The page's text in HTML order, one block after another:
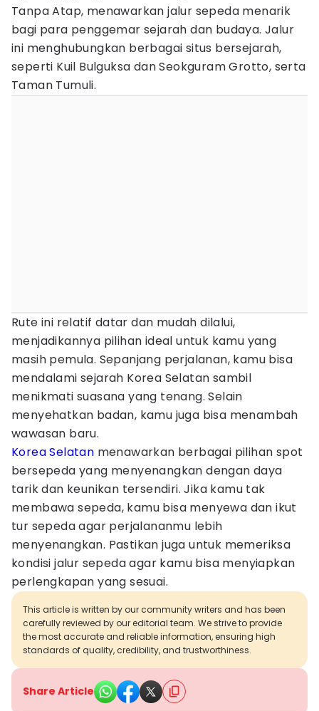
Tanpa Atap, menawarkan jalur sepeda menarik
bagi para penggemar sejarah dan budaya. Jalur
ini menghubungkan berbagai situs bersejarah,
seperti Kuil Bulguksa dan Seokguram Grotto, serta
Taman Tumuli.
Rute ini relatif datar dan mudah dilalui,
menjadikannya pilihan ideal untuk kamu yang
masih pemula. Sepanjang perjalanan, kamu bisa
mendalami sejarah Korea Selatan sambil
menikmati suasana yang tenang. Selain
menyehatkan badan, kamu juga bisa menambah
wawasan baru.
Korea Selatan menawarkan berbagai pilihan spot
bersepeda yang menyenangkan dengan daya
tarik dan keunikan tersendiri. Jika kamu tak
membawa sepeda, kamu bisa menyewa dan ikut
tur sepeda agar perjalananmu lebih
menyenangkan. Pastikan juga untuk memeriksa
kondisi jalur sepeda agar kamu bisa menyiapkan
perlengkapan yang sesuai.
This article is written by our community writers and has been
carefully reviewed by our editorial team. We strive to provide
the most accurate and reliable information, ensuring high
standards of quality, credibility, and trustworthiness.
Share Article